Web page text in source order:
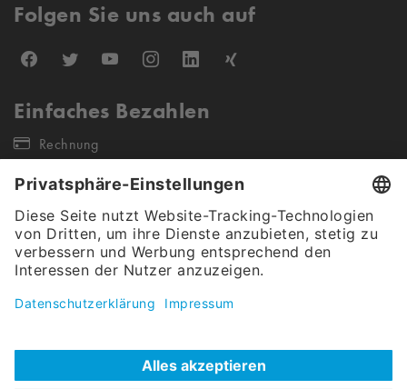
Folgen Sie uns auch auf
Einfaches Bezahlen
Rechnung
Unsere Versandpartner
Öffentliche Auftraggeber (keine Wiederverkäufer sowie Einzel- &